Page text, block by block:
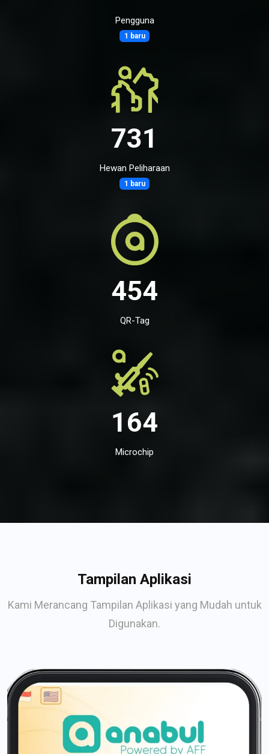
Pengguna
1 baru
731
Hewan Peliharaan
1 baru
454
QR-Tag
164
Microchip
Tampilan Aplikasi
Kami Merancang Tampilan Aplikasi yang Mudah untuk
Digunakan.